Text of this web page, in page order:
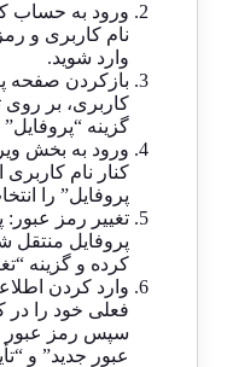
ورود به حساب
نام کاربری و
وارد شوید.
بازکردن صفحه
کاربری، بر روی
گزینه “پروفایل”
ورود به بخش
کنار نام کاربری
پروفایل” را
تغییر رمز
پروفایل منتقل
کرده و گزینه
وارد کردن
فعلی خود را در
سپس رمز عبور
عبور جدید” و